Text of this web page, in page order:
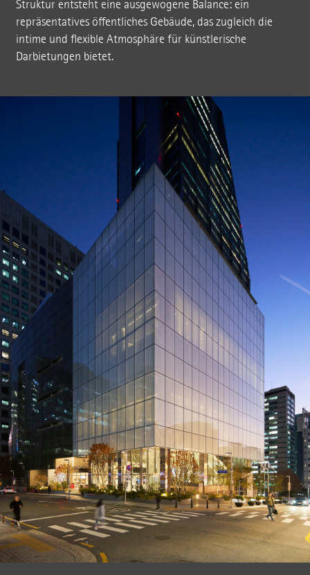
Struktur entsteht eine ausgewogene Balance: ein
repräsentatives öffentliches Gebäude, das zugleich die
intime und flexible Atmosphäre für künstlerische
Darbietungen bietet.